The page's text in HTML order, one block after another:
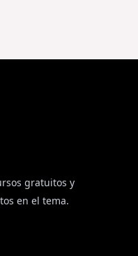
gratuitos y
en el tema.